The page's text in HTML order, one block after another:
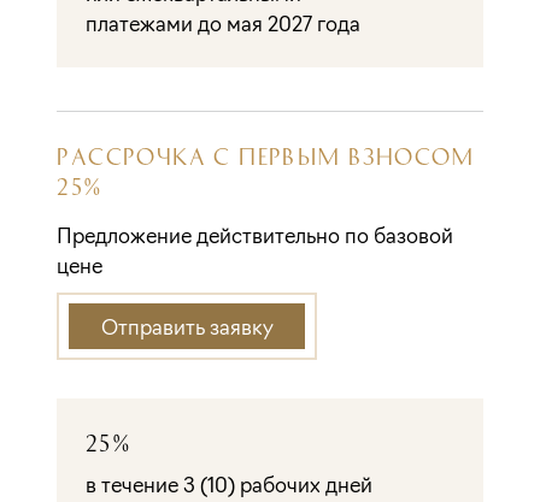
платежами до мая 2027 года
РАССРОЧКА С ПЕРВЫМ ВЗНОСОМ
25%
Предложение действительно по базовой
цене
Отправить заявку
25%
в течение 3 (10) рабочих дней